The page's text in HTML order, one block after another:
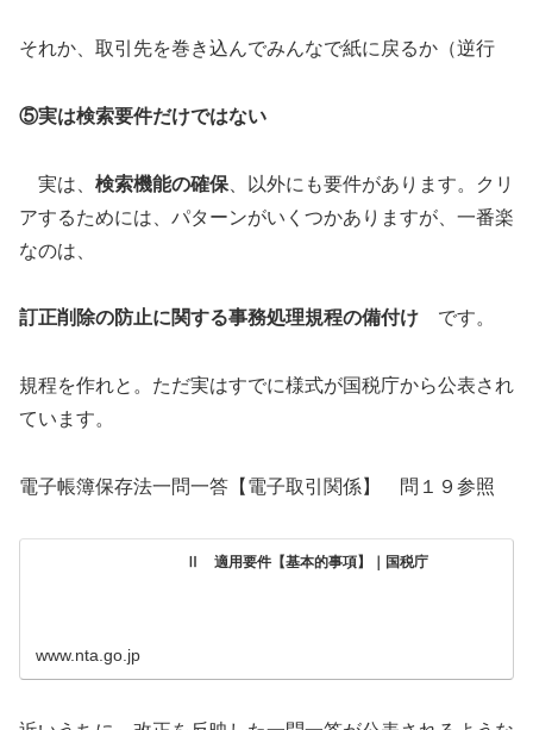
それか、取引先を巻き込んでみんなで紙に戻るか（逆行
⑤実は検索要件だけではない
実は、 検索機能の確保 、以外にも要件があります。クリ
アするためには、パターンがいくつかありますが、一番楽
なのは、
訂正削除の防止に関する事務処理規程の備付け です。
規程を作れと。ただ実はすでに様式が国税庁から公表され
ています。
電子帳簿保存法一問一答【電子取引関係】 問１９参照
Ⅱ 適用要件【基本的事項】｜国税庁
www.nta.go.jp